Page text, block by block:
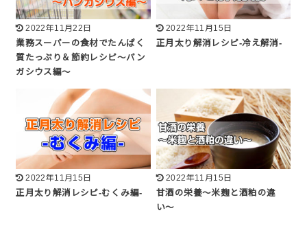
2022年11月22日
業務スーパーの食材でたんぱく
質たっぷり＆節約レシピ〜パン
ガシウス編〜
2022年11月15日
正月太り解消レシピ-冷え解消-
2022年11月15日
正月太り解消レシピ-むくみ編-
2022年11月15日
甘酒の栄養〜米麹と酒粕の違
い〜